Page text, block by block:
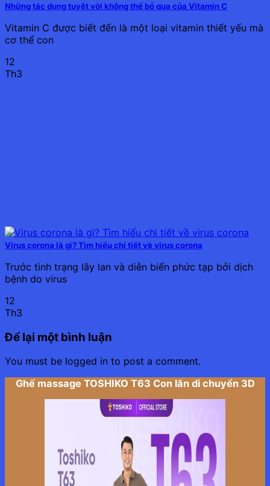
Những tác dụng tuyệt vời không thể bỏ qua của Vitamin C
Vitamin C được biết đến là một loại vitamin thiết yếu mà
cơ thể con
12
Th3
Virus corona là gì? Tìm hiểu chi tiết về virus corona
Trước tình trạng lây lan và diễn biến phức tạp bởi dịch
bệnh do virus
12
Th3
Để lại một bình luận
You must be logged in to post a comment.
Ghế massage TOSHIKO T63 Con lăn di chuyển 3D